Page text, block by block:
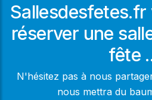
Sallesdesfetes.fr
réserver une
fête
N'hésitez pas à nous
nous mettra du